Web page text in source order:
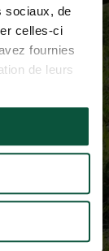
sociaux, de
celles-ci
fournies
de leurs